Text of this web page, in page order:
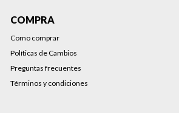
COMPRA
Como comprar
Políticas de Cambios
Preguntas frecuentes
Términos y condiciones